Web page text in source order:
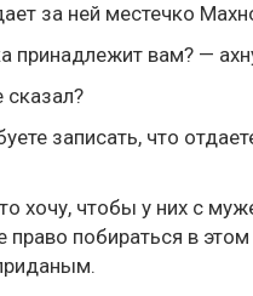
за ней местечко
принадлежит вам? —
сказал?
записать, что
хочу, чтобы у них с
право побираться в